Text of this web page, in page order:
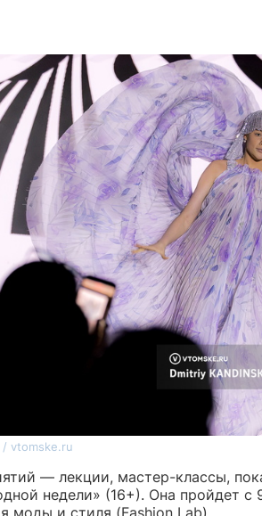
vtomske.ru
— лекции, мастер-классы,
недели» (16+). Она пройдет с
моды и стиля (Fashion Lab).